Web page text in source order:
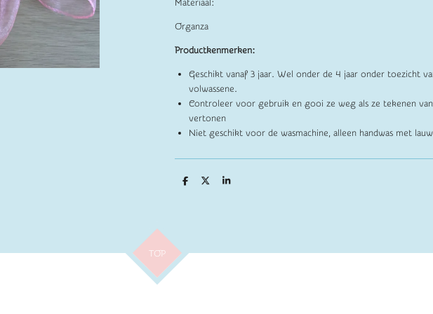
Materiaal:
Organza
Productkenmerken:
Geschikt vanaf 3 jaar. Wel onder de 4 jaar onder toezicht
volwassene.
Controleer voor gebruik en gooi ze weg als ze tekenen van
vertonen
Niet geschikt voor de wasmachine, alleen handwas met
D
D
S
TOP